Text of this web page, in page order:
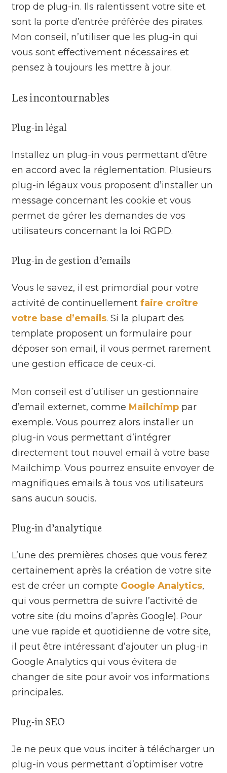
trop de plug-in. Ils ralentissent votre site et
sont la porte d’entrée préférée des pirates.
Mon conseil, n’utiliser que les plug-in qui
vous sont effectivement nécessaires et
pensez à toujours les mettre à jour.
Les incontournables
Plug-in légal
Installez un plug-in vous permettant d’être
en accord avec la réglementation. Plusieurs
plug-in légaux vous proposent d’installer un
message concernant les cookie et vous
permet de gérer les demandes de vos
utilisateurs concernant la loi RGPD.
Plug-in de gestion d’emails
Vous le savez, il est primordial pour votre
activité de continuellementfaire croître
votre base d’emails. Si la plupart des
template proposent un formulaire pour
déposer son email, il vous permet rarement
une gestion efficace de ceux-ci.
Mon conseil est d’utiliser un gestionnaire
d’email externet, comme Mailchimp par
exemple. Vous pourrez alors installer un
plug-in vous permettant d’intégrer
directement tout nouvel email à votre base
Mailchimp. Vous pourrez ensuite envoyer de
magnifiques emails à tous vos utilisateurs
sans aucun soucis.
Plug-in d’analytique
L’une des premières choses que vous ferez
certainement après la création de votre site
est de créer un compte Google Analytics,
qui vous permettra de suivre l’activité de
votre site (du moins d’après Google). Pour
une vue rapide et quotidienne de votre site,
il peut être intéressant d’ajouter un plug-in
Google Analytics qui vous évitera de
changer de site pour avoir vos informations
principales.
Plug-in SEO
Je ne peux que vous inciter à télécharger un
plug-in vous permettant d’optimiser votre